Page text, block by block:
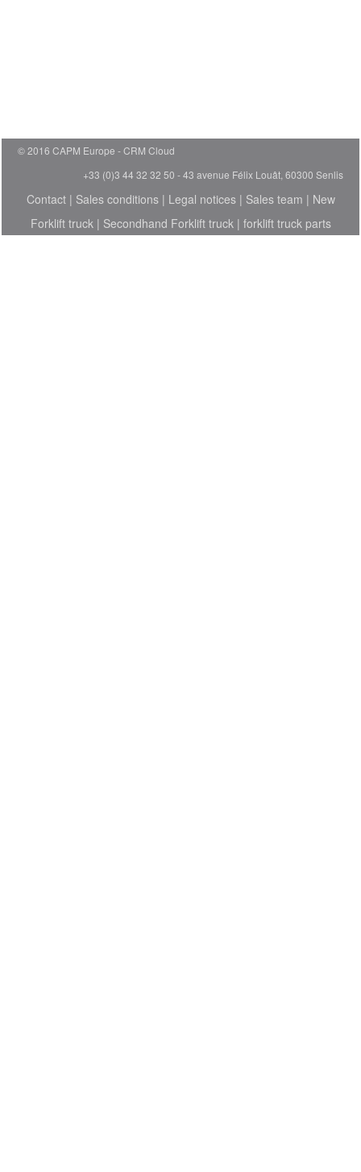
© 2016 CAPM Europe
CRM Cloud
+33 (0)3 44 32 32 50 - 43 avenue Félix Louât, 60300 Senlis
Contact| Sales conditions| Legal notices| Sales team | New
Forklift truck| Secondhand Forklift truck| forklift truck parts